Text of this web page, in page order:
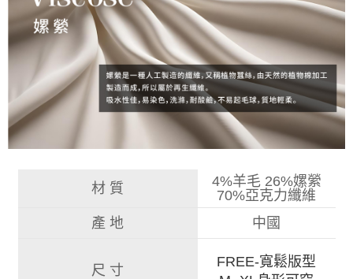
材 質
4%羊毛 26%嫘縈
70%亞克力纖維
產 地
中國
尺 寸
FREE-寬鬆版型